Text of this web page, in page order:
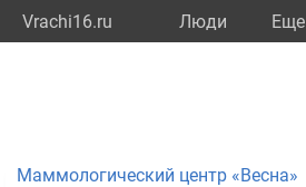
Vrachi16.ru Люди Eще
Маммологический центр «Весна»